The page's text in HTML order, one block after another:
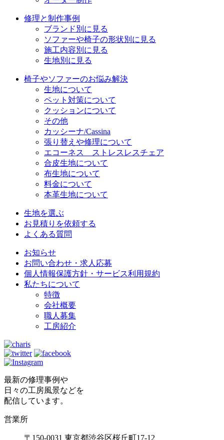
修理と制作事例
ブランド別に見る
ソファーや椅子の形状別に見る
施工内容別に見る
生地別に見る
椅子やソファーのお悩み解決
生地について
ペット対策について
クッションについて
その他
カッシーナ/Cassina
張り替えや修理について
エコーネス ストレスレスチェア
合皮生地について
布生地について
料金について
本革生地について
生地を選ぶ
お見積りを依頼する
よくある質問
お知らせ
お問い合わせ・求人応募
個人情報保護方針・サービス利用規約
私たちについて
特徴
会社概要
職人募集
工房紹介
最新の修理事例や
日々の工房風景などを
配信しています。
営業所
〒150-0031 東京都渋谷区桜丘町17-12